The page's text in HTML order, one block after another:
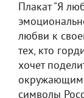
Плакат "Я
любви к
тех, кто
хочет